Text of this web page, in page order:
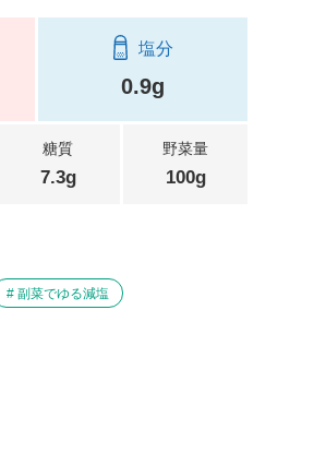
塩分
0.9g
糖質
7.3g
野菜量
100g
副菜でゆる減塩